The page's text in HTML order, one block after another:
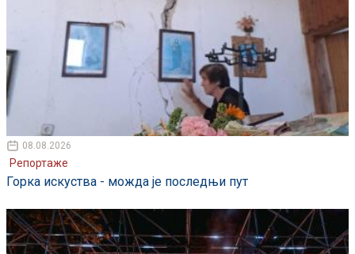
08.08.2026
Репортаже
Горка искуства - можда је последњи пут